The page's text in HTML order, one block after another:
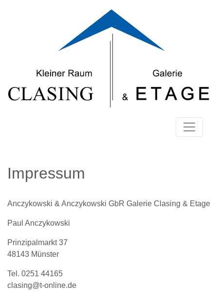
Impressum
Anczykowski & Anczykowski GbR Galerie Clasing & Etage
Paul Anczykowski
Prinzipalmarkt 37
48143 Münster
Tel. 0251 44165
clasing@t-online.de